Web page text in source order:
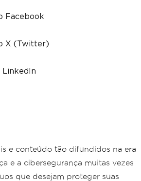
Facebook
X (Twitter)
e conteúdo tão difundidos na era
e a cibersegurança muitas vezes
que desejam proteger suas